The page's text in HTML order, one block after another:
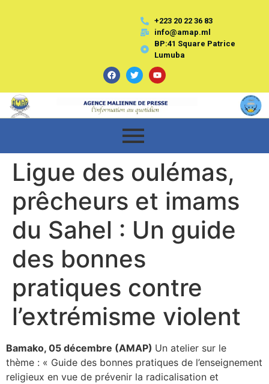
+223 20 22 36 83
info@amap.ml
BP:41 Square Patrice
Lumuba
Ligue des oulémas,
prêcheurs et imams
du Sahel : Un guide
des bonnes
pratiques contre
l’extrémisme violent
Bamako, 05 décembre (AMAP) Un atelier sur le
thème : « Guide des bonnes pratiques de l’enseignement
religieux en vue de prévenir la radicalisation et